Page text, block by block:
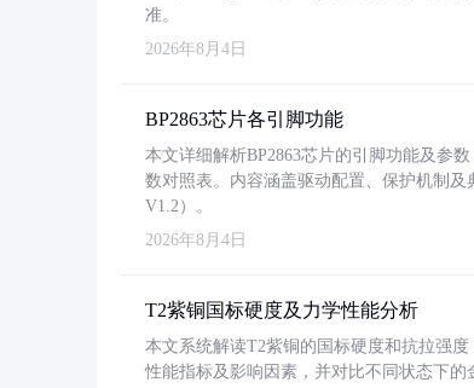
准。
2026年8月4日
BP2863芯片各引脚功能
本文详细解析BP2863芯片的引脚功能及参
数对照表。内容涵盖驱动配置、保护机制
V1.2）。
2026年8月4日
T2紫铜国标硬度及力学性能分析
本文系统解读T2紫铜的国标硬度和抗拉强
性能指标及影响因素，并对比不同状态下的